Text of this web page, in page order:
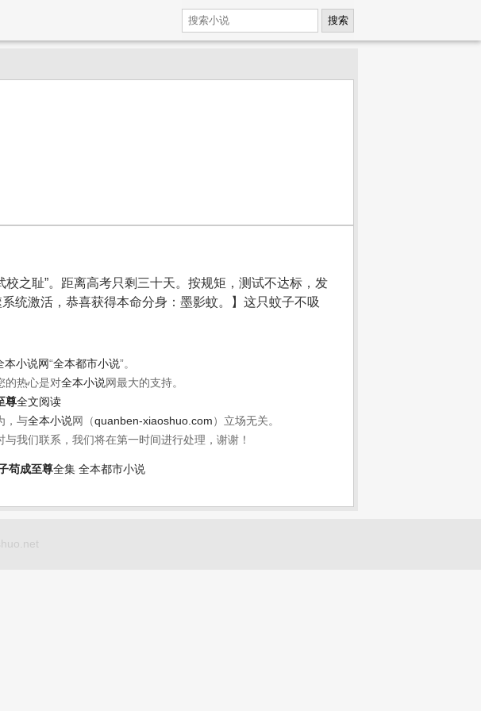
搜索
之耻”。距离高考只剩三十天。按规矩，测试不达标，发
统激活，恭喜获得本命分身：墨影蚊。】这只蚊子不吸
本小说网“全本都市小说”。
的热心是对全本小说网最大的支持。
尊全文阅读
，与全本小说网（quanben-xiaoshuo.com ）立场无关。
我们联系，我们将在第一时间进行处理，谢谢！
苟成至尊全集 全本都市小说